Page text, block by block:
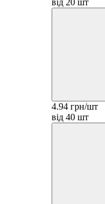
4.94 грн/шт
від 40 шт